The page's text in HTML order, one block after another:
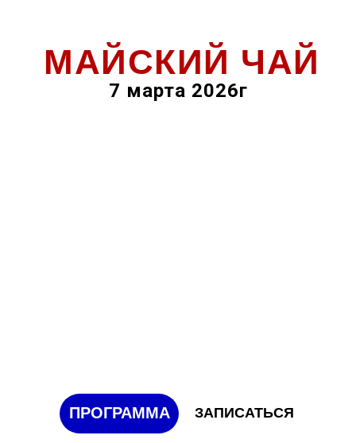
МАЙСКИЙ ЧАЙ
ПРОГРАММА ЗАПИСАТЬСЯ
7 марта 2026г